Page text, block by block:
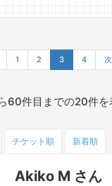
1 2 3 4
60件目までの20件を
チケット 順 新着順
Akiko M さん